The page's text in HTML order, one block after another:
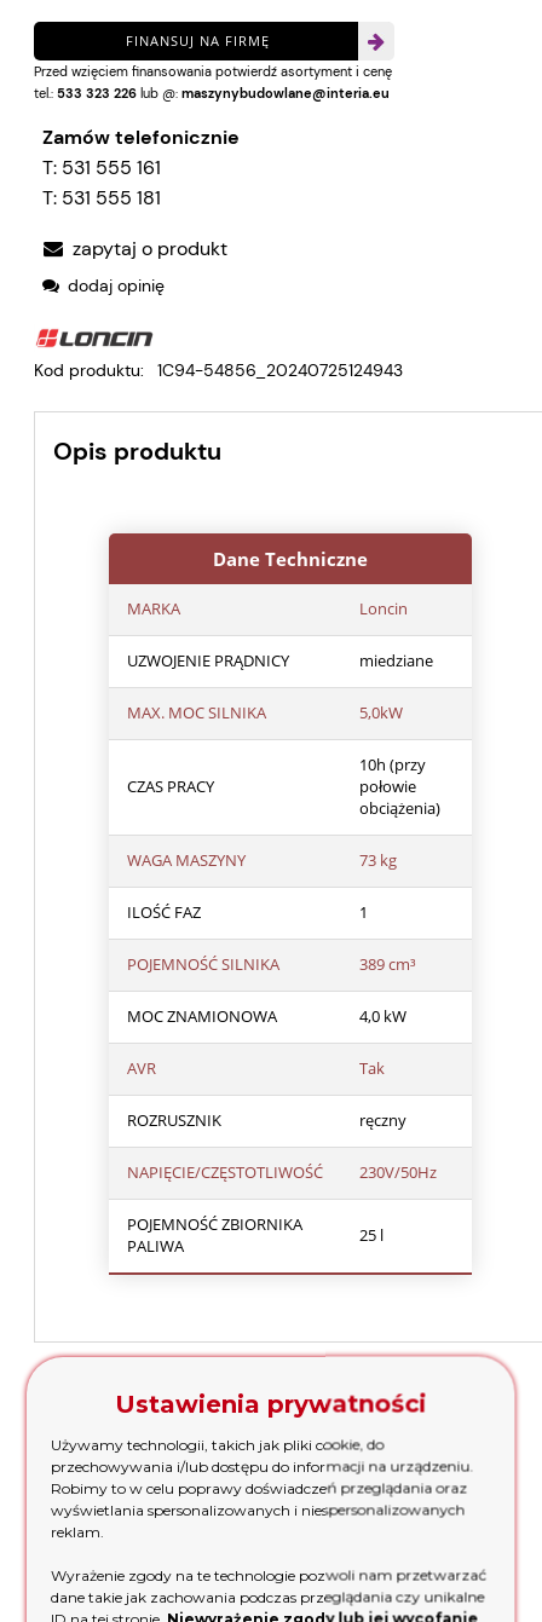
FINANSUJ NA FIRMĘ
Przed wzięciem finansowania potwierdź asortyment i cenę
tel.: 533 323 226 lub @: maszynybudowlane@interia.eu
Zamów telefonicznie
T: 531 555 161
T: 531 555 181
zapytaj o produkt
dodaj opinię
Kod produktu: 1C94-54856_20240725124943
Opis produktu
Dane Techniczne
MARKA Loncin
UZWOJENIE PRĄDNICY miedziane
MAX. MOC SILNIKA 5,0kW
CZAS PRACY
10h (przy
połowie
obciążenia)
WAGA MASZYNY 73 kg
ILOŚĆ FAZ 1
POJEMNOŚĆ SILNIKA 389 cm³
MOC ZNAMIONOWA 4,0 kW
AVR Tak
ROZRUSZNIK ręczny
NAPIĘCIE/CZĘSTOTLIWOŚĆ 230V/50Hz
POJEMNOŚĆ ZBIORNIKA
PALIWA
25 l
Opinie o produkcie (0)
Wyświetlane są wszystkie opinie (pozytywne i negatywne).
Nie weryfikujemy, czy pochodzą one od klientów, którzy
kupili dany produkt.
Imię lub pseudonim:
Ustawienia prywatności
Używamy technologii, takich jak pliki cookie, do
przechowywania i/lub dostępu do informacji na urządzeniu.
Robimy to w celu poprawy doświadczeń przeglądania oraz
wyświetlania spersonalizowanych i niespersonalizowanych
reklam.
Wyrażenie zgody na te technologie pozwoli nam przetwarzać
dane takie jak zachowania podczas przeglądania czy unikalne
ID na tej stronie. Niewyrażenie zgody lub jej wycofanie